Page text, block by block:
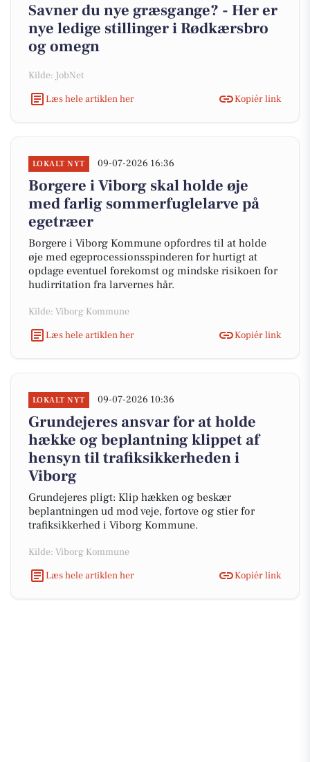
Savner du nye græsgange? - Her er
nye ledige stillinger i Rødkærsbro
og omegn
Kilde: JobNet
Læs hele artiklen her
Kopiér link
LOKALT NYT 09-07-2026 16:36
Borgere i Viborg skal holde øje
med farlig sommerfuglelarve på
egetræer
Borgere i Viborg Kommune opfordres til at holde
øje med egeprocessionsspinderen for hurtigt at
opdage eventuel forekomst og mindske risikoen for
hudirritation fra larvernes hår.
Kilde: Viborg Kommune
Læs hele artiklen her
Kopiér link
LOKALT NYT 09-07-2026 10:36
Grundejeres ansvar for at holde
hække og beplantning klippet af
hensyn til trafiksikkerheden i
Viborg
Grundejeres pligt: Klip hækken og beskær
beplantningen ud mod veje, fortove og stier for
trafiksikkerhed i Viborg Kommune.
Kilde: Viborg Kommune
Læs hele artiklen her
Kopiér link